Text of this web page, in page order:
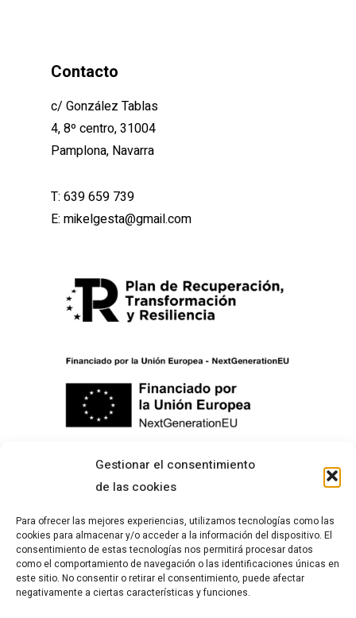
Gestionar el consentimiento
de las cookies
Para ofrecer las mejores experiencias, utilizamos tecnologías como las
cookies para almacenar y/o acceder a la información del dispositivo. El
consentimiento de estas tecnologías nos permitirá procesar datos
como el comportamiento de navegación o las identificaciones únicas en
este sitio. No consentir o retirar el consentimiento, puede afectar
negativamente a ciertas características y funciones.
Contacto
c/ González Tablas
4, 8º centro, 31004
Pamplona, Navarra
T: 639 659 739
E: mikelgesta@gmail.com
Inicio
Acerca de
Portfolio